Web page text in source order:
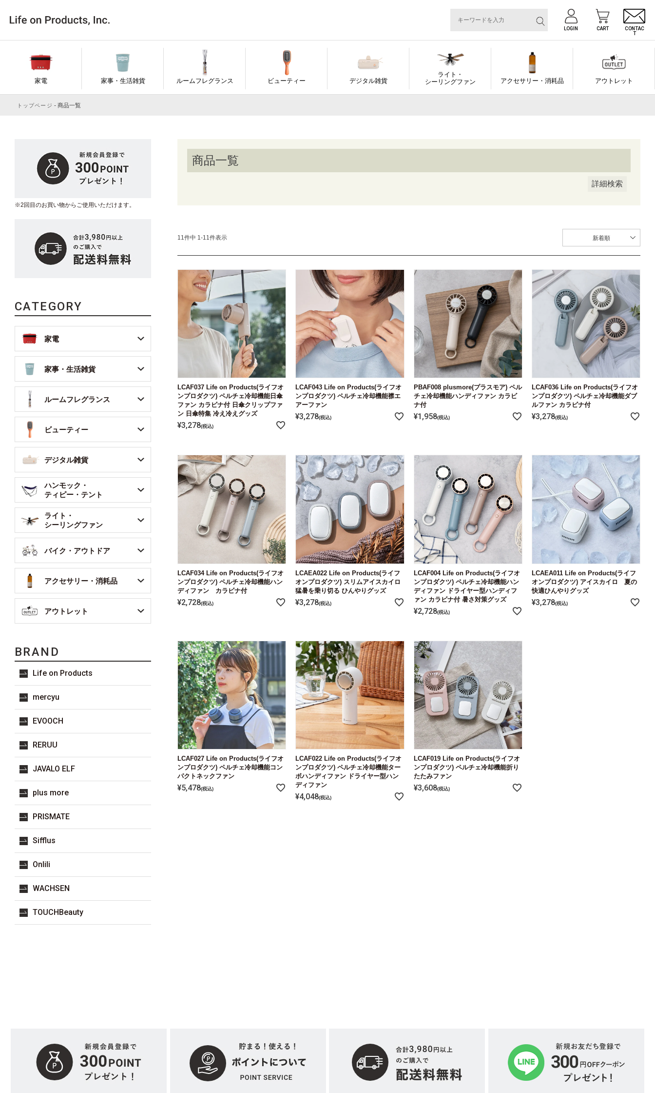
LOGIN CART
CONTAC
T
家電 家事・生活雑貨 ルームフレグランス ビューティー デジタル雑貨
ライト・
シーリングファン
アクセサリー・消耗品 アウトレット
トップページ 商品一覧
※2回目のお買い物からご使用いただけます。
CATEGORY
家電
家事・生活雑貨
ルームフレグランス
ビューティー
デジタル雑貨
ハンモック・
ティピー・テント
ライト・
シーリングファン
バイク・アウトドア
アクセサリー・消耗品
アウトレット
BRAND
Life on Products
mercyu
EVOOCH
RERUU
JAVALO ELF
plus more
PRISMATE
Sifflus
Onlili
WACHSEN
TOUCHBeauty
商品一覧
詳細検索
商品番号/JANコード
検索
新着順
11件中 1-11件表示
LCAF037 Life on Products(ライフオ
ンプロダクツ) ペルチェ冷却機能日傘
ファン カラビナ付 日傘クリップファ
ン 日傘特集 冷え冷えグッズ
¥3,278 税込
LCAF043 Life on Products(ライフオ
ンプロダクツ) ペルチェ冷却機能襟エ
アーファン
¥3,278 税込
PBAF008 plusmore(プラスモア) ペル
チェ冷却機能ハンディファン カラビ
ナ付
¥1,958 税込
LCAF036 Life on Products(ライフオ
ンプロダクツ) ペルチェ冷却機能ダブ
ルファン カラビナ付
¥3,278 税込
LCAF034 Life on Products(ライフオ
ンプロダクツ) ペルチェ冷却機能ハン
ディファン カラビナ付
¥2,728 税込
LCAEA022 Life on Products(ライフ
オンプロダクツ) スリムアイスカイロ
猛暑を乗り切る ひんやりグッズ
¥3,278 税込
LCAF004 Life on Products(ライフオ
ンプロダクツ) ペルチェ冷却機能ハン
ディファン ドライヤー型ハンディフ
ァン カラビナ付 暑さ対策グッズ
¥2,728 税込
LCAEA011 Life on Products(ライフ
オンプロダクツ) アイスカイロ 夏の
快適ひんやりグッズ
¥3,278 税込
LCAF027 Life on Products(ライフオ
ンプロダクツ) ペルチェ冷却機能コン
パクトネックファン
¥5,478 税込
LCAF022 Life on Products(ライフオ
ンプロダクツ) ペルチェ冷却機能ター
ボハンディファン ドライヤー型ハン
ディファン
¥4,048 税込
LCAF019 Life on Products(ライフオ
ンプロダクツ) ペルチェ冷却機能折り
たたみファン
¥3,608 税込